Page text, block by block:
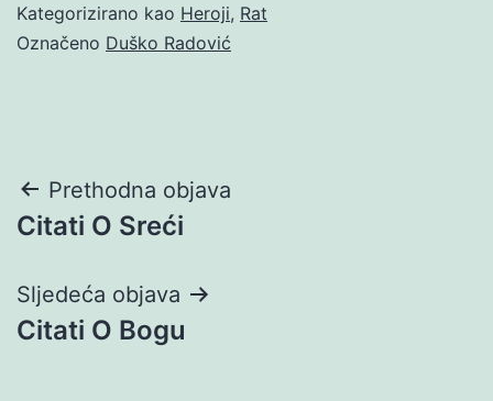
Kategorizirano kao Heroji, Rat
Označeno Duško Radović
Navigacija
objava
Prethodna objava
Citati O Sreći
Sljedeća objava
Citati O Bogu